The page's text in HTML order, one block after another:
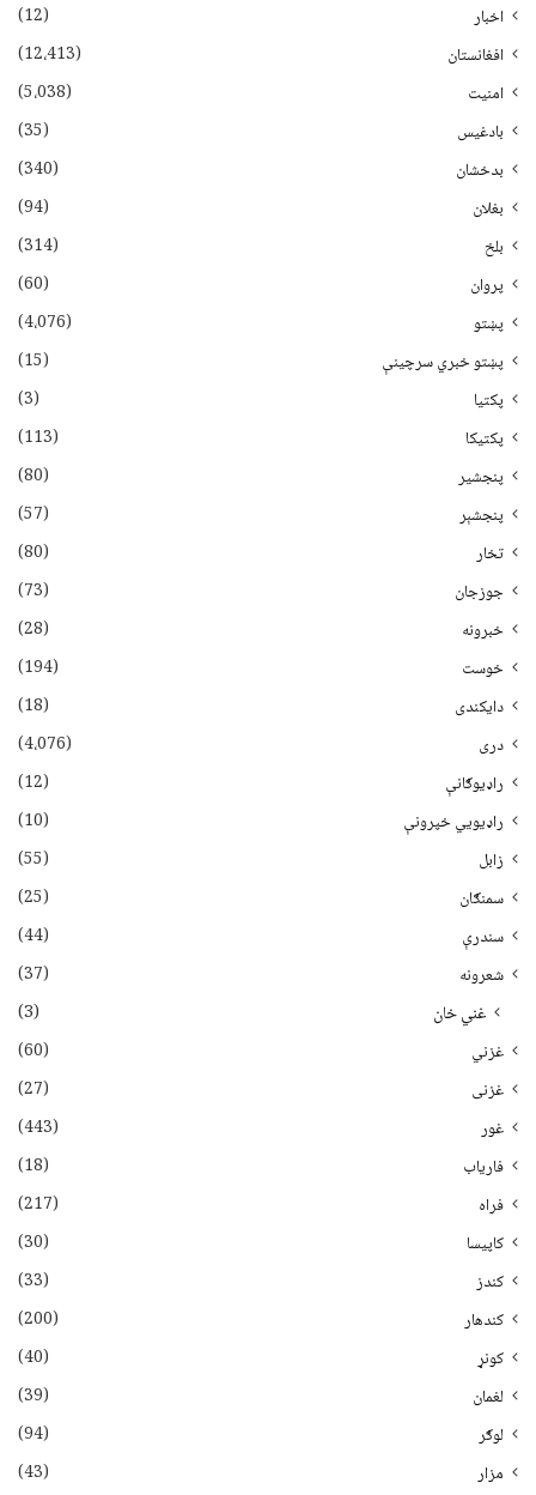
اخبار
(12)
افغانستان
(12،413)
امنیت
(5،038)
بادغیس
(35)
بدخشان
(340)
بغلان
(94)
بلخ
(314)
پروان
(60)
پښتو
(4،076)
پښتو خبري سرچينې
(15)
پکتيا
(3)
پکتیکا
(113)
پنجشیر
(80)
پنجشېر
(57)
تخار
(80)
جوزجان
(73)
خبرونه
(28)
خوست
(194)
دایکندی
(18)
دری
(4،076)
راډیوګانې
(12)
راډیويي خپرونې
(10)
زابل
(55)
سمنګان
(25)
سندرې
(44)
شعرونه
(37)
غني خان
(3)
غزني
(60)
غزنی
(27)
غور
(443)
فاریاب
(18)
فراه
(217)
کاپیسا
(30)
کندز
(33)
کندهار
(200)
کونړ
(40)
لغمان
(39)
لوګر
(94)
مزار
(43)